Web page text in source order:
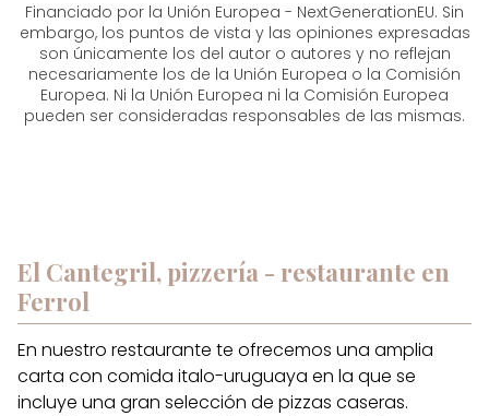
Financiado por la Unión Europea - NextGenerationEU. Sin
embargo, los puntos de vista y las opiniones expresadas
son únicamente los del autor o autores y no reflejan
necesariamente los de la Unión Europea o la Comisión
Europea. Ni la Unión Europea ni la Comisión Europea
pueden ser consideradas responsables de las mismas.
El Cantegril, pizzería - restaurante en
Ferrol
En nuestro restaurante te ofrecemos una amplia
carta con comida italo-uruguaya en la que se
incluye una gran selección de pizzas caseras.